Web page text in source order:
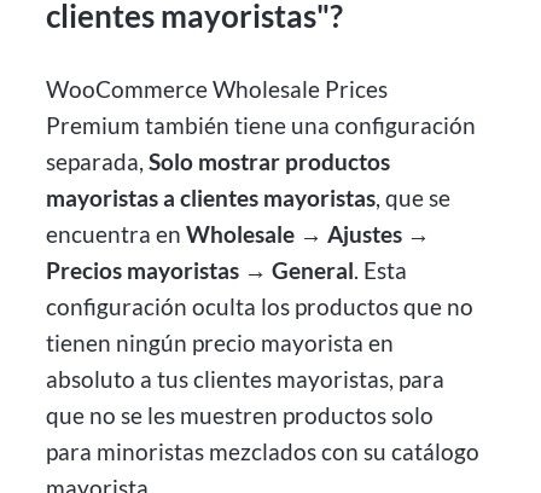
clientes mayoristas"?
WooCommerce Wholesale Prices
Premium también tiene una configuración
separada,Solo mostrar productos
mayoristas a clientes mayoristas, que se
encuentra enWholesale → Ajustes →
Precios mayoristas → General. Esta
configuración oculta los productos que no
tienen ningún precio mayorista en
absoluto a tus clientes mayoristas, para
que no se les muestren productos solo
para minoristas mezclados con su catálogo